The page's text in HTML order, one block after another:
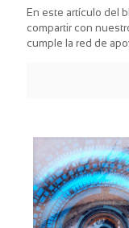
En este artículo del
compartir con
cumple la red de